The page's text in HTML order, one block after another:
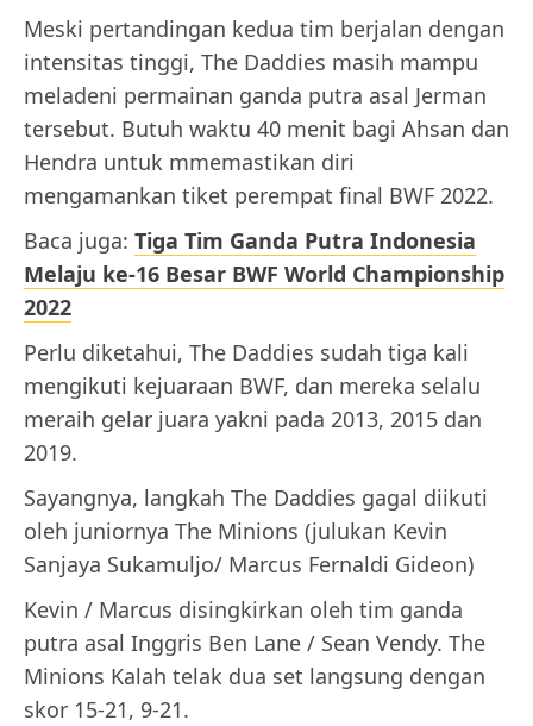
Meski pertandingan kedua tim berjalan dengan
intensitas tinggi, The Daddies masih mampu
meladeni permainan ganda putra asal Jerman
tersebut. Butuh waktu 40 menit bagi Ahsan dan
Hendra untuk mmemastikan diri
mengamankan tiket perempat final BWF 2022.
Baca juga: Tiga Tim Ganda Putra Indonesia
Melaju ke-16 Besar BWF World Championship
2022
Perlu diketahui, The Daddies sudah tiga kali
mengikuti kejuaraan BWF, dan mereka selalu
meraih gelar juara yakni pada 2013, 2015 dan
2019.
Sayangnya, langkah The Daddies gagal diikuti
oleh juniornya The Minions (julukan Kevin
Sanjaya Sukamuljo/ Marcus Fernaldi Gideon)
Kevin / Marcus disingkirkan oleh tim ganda
putra asal Inggris Ben Lane / Sean Vendy. The
Minions Kalah telak dua set langsung dengan
skor 15-21, 9-21.